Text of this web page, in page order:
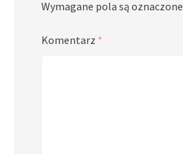
Wymagane pola są oznaczone
Komentarz *